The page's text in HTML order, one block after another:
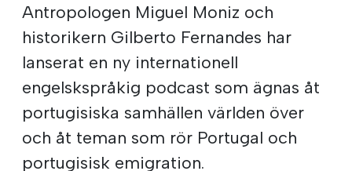
Antropologen Miguel Moniz och
historikern Gilberto Fernandes har
lanserat en ny internationell
engelskspråkig podcast som ägnas åt
portugisiska samhällen världen över
och åt teman som rör Portugal och
portugisisk emigration.